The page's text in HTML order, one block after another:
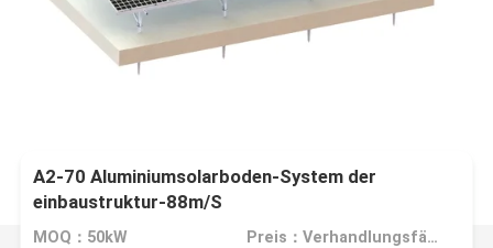
A2-70 Aluminiumsolarboden-System der
einbaustruktur-88m/S
MOQ：50kW Preis：Verhandlungsfähig